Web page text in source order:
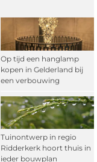
Op tijd een hanglamp
kopen in Gelderland bij
een verbouwing
Tuinontwerp in regio
Ridderkerk hoort thuis in
ieder bouwplan